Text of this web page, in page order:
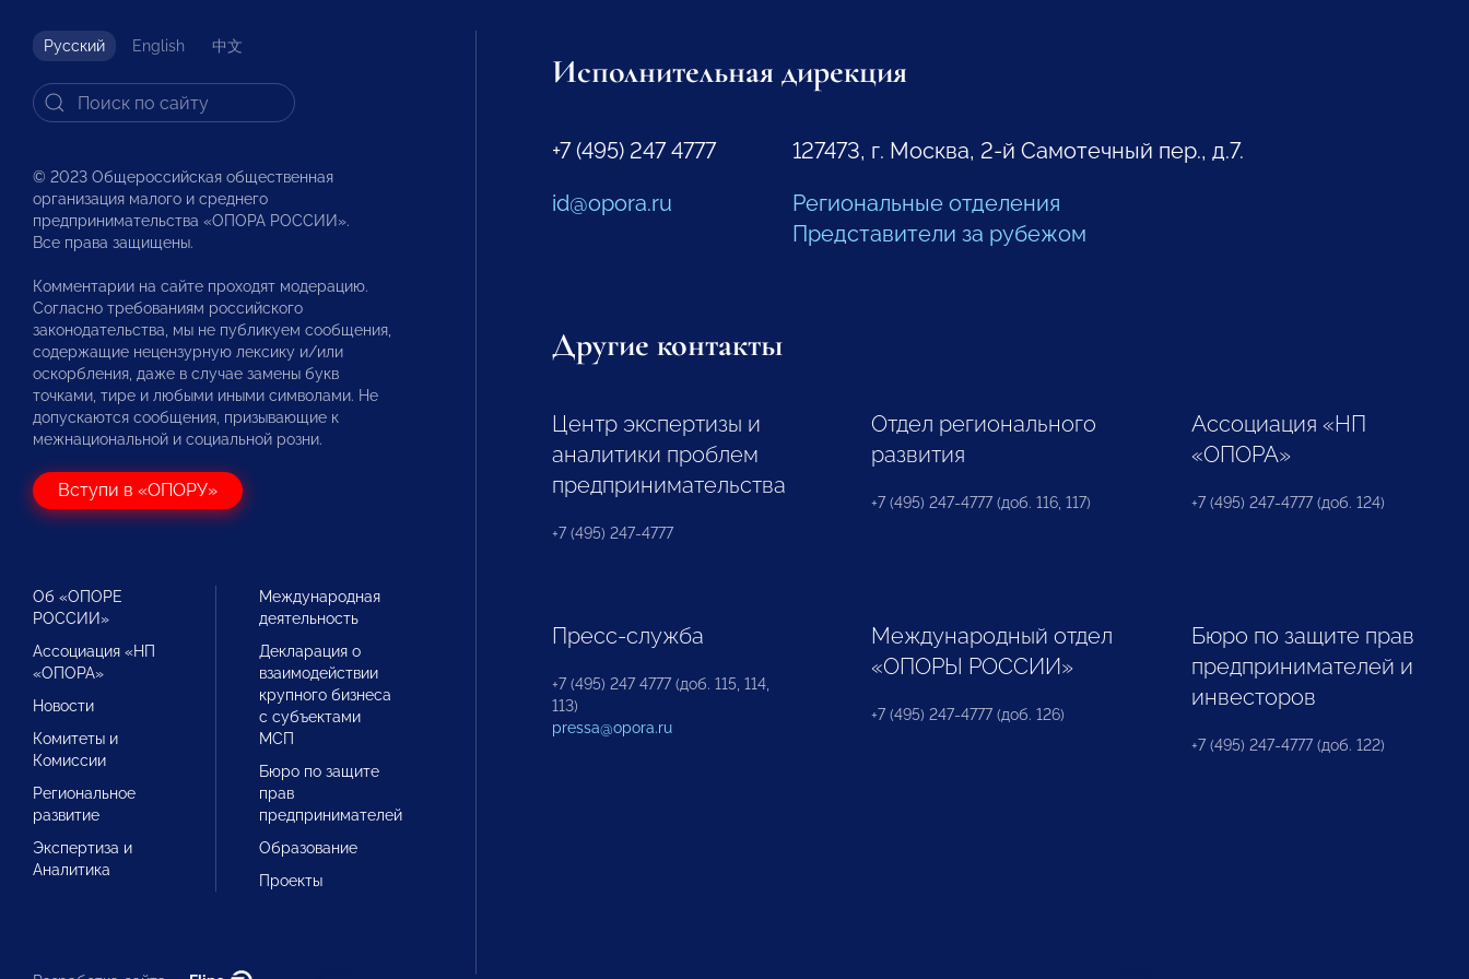
Русский English 中文
© 2023 Общероссийская общественная
организация малого и среднего
предпринимательства «ОПОРА РОССИИ».
Все права защищены.
Комментарии на сайте проходят модерацию.
Согласно требованиям российского
законодательства, мы не публикуем сообщения,
содержащие нецензурную лексику и/или
оскорбления, даже в случае замены букв
точками, тире и любыми иными символами. Не
допускаются сообщения, призывающие к
межнациональной и социальной розни.
Вступи в «ОПОРУ»
Об «ОПОРЕ
РОССИИ»
Ассоциация «НП
«ОПОРА»
Новости
Комитеты и
Комиссии
Региональное
развитие
Экспертиза и
Аналитика
Международная
деятельность
Декларация о
взаимодействии
крупного бизнеса
с субъектами
МСП
Бюро по защите
прав
предпринимателей
Образование
Проекты
Исполнительная дирекция
+7 (495) 247 4777
id@opora.ru
127473, г. Москва, 2-й Самотечный пер., д.7.
Региональные отделения
Представители за рубежом
Другие контакты
Центр экспертизы и
аналитики проблем
предпринимательства
+7 (495) 247-4777
Отдел регионального
развития
+7 (495) 247-4777 (доб. 116, 117)
Ассоциация «НП
«ОПОРА»
+7 (495) 247-4777 (доб. 124)
Пресс-служба
+7 (495) 247 4777 (доб. 115, 114,
113)
pressa@opora.ru
Международный отдел
«ОПОРЫ РОССИИ»
+7 (495) 247-4777 (доб. 126)
Бюро по защите прав
предпринимателей и
инвесторов
+7 (495) 247-4777 (доб. 122)